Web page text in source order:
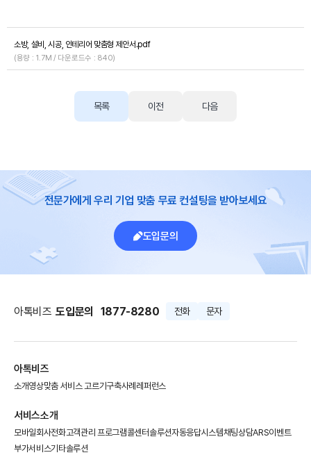
소방, 설비, 시공, 인테리어 맞춤형 제안서.pdf
(용량 : 1.7M / 다운로드수 : 840)
목록 이전 다음
전문가에게 우리 기업 맞춤 무료 컨설팅을 받아보세요
도입문의
아톡비즈 도입문의 1877-8280 전화 문자
아톡비즈
소개영상맞춤 서비스 고르기구축사례 레퍼런스
서비스소개
모바일회사전화고객관리 프로그램콜센터솔루션자동응답시스템채팅상담ARS이벤트
부가서비스기타솔루션